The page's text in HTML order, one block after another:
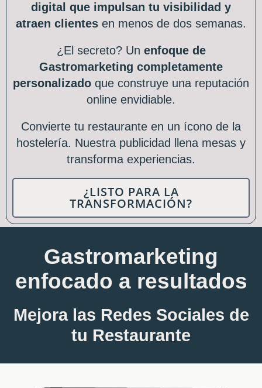
digital que impulsan tu visibilidad y
atraen clientes en menos de dos semanas.
¿El secreto? Un enfoque de
Gastromarketing completamente
personalizado que construye una reputación
online envidiable.
Convierte tu restaurante en un ícono de la
hostelería. Nuestra publicidad llena mesas y
transforma experiencias.
¿LISTO PARA LA
TRANSFORMACIÓN?
Gastromarketing
enfocado a resultados
Mejora las Redes Sociales de
tu Restaurante